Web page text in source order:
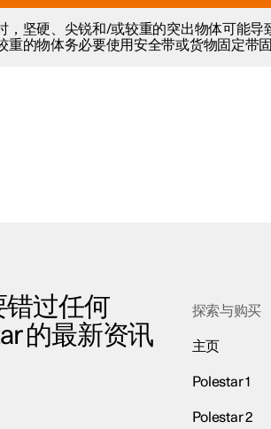
，坚硬、尖锐和/或较重的突出物体可能导
重的物体务必要使用安全带或货物固定带
错过任何
的最新资讯
探索与购买
主页
Polestar 1
Polestar 2